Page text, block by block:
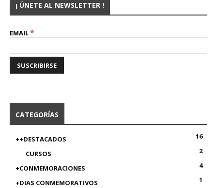
¡ ÚNETE AL NEWSLETTER !
EMAIL*
CATEGORÍAS
++DESTACADOS
16
CURSOS
2
+CONMEMORACIONES
4
+DIAS CONMEMORATIVOS
1